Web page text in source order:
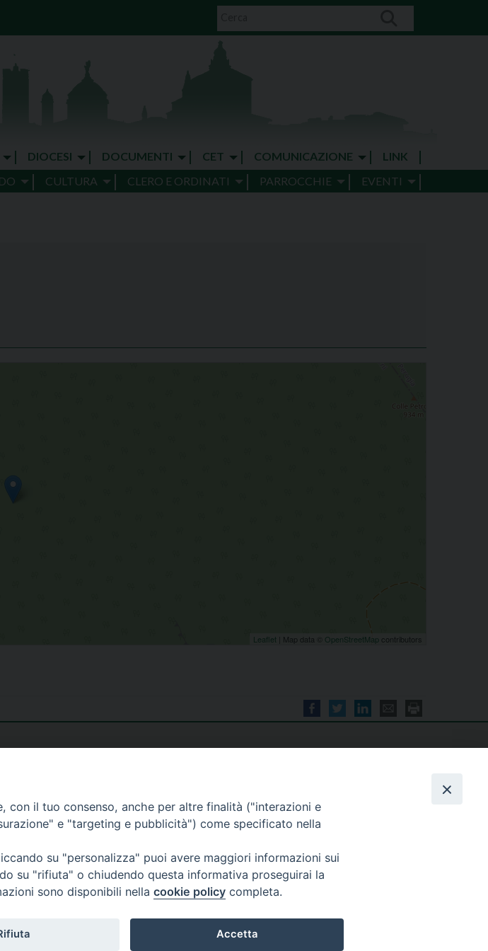
DIOCESI DOCUMENTI CET COMUNICAZIONE
LINK
CULTURA CLERO E ORDINATI PARROCCHIE EVENTI
Leaflet | Map data © OpenStreetMap contributors
il tuo consenso, anche per altre finalità ("interazioni e
e "targeting e pubblicità") come specificato nella
su "personalizza" puoi avere maggiori informazioni sui
su "rifiuta" o chiudendo questa informativa proseguirai la
sono disponibili nella cookie policy completa.
Accetta